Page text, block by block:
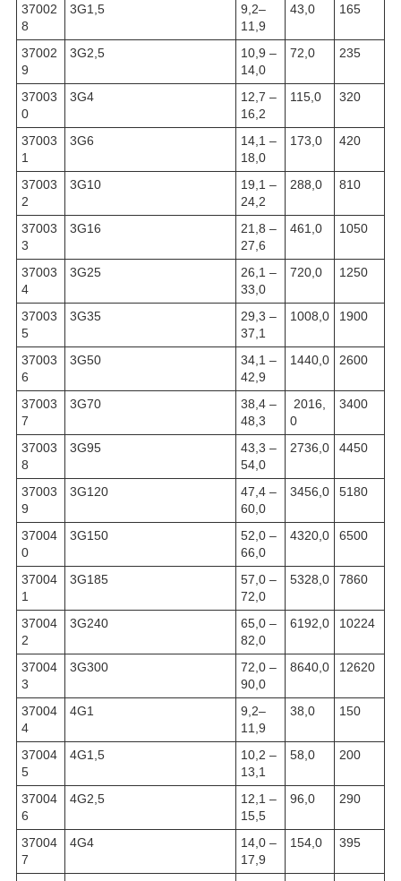
37002
8
3G1,5
9,2–
11,9
43,0 165
37002
9
3G2,5
10,9 –
14,0
72,0 235
37003
0
3G4
12,7 –
16,2
115,0 320
37003
1
3G6
14,1 –
18,0
173,0 420
37003
2
3G10
19,1 –
24,2
288,0 810
37003
3
3G16
21,8 –
27,6
461,0 1050
37003
4
3G25
26,1 –
33,0
720,0 1250
37003
5
3G35
29,3 –
37,1
1008,0 1900
37003
6
3G50
34,1 –
42,9
1440,0 2600
37003
7
3G70
38,4 –
48,3
2016,
0
3400
37003
8
3G95
43,3 –
54,0
2736,0 4450
37003
9
3G120
47,4 –
60,0
3456,0 5180
37004
0
3G150
52,0 –
66,0
4320,0 6500
37004
1
3G185
57,0 –
72,0
5328,0 7860
37004
2
3G240
65,0 –
82,0
6192,0 10224
37004
3
3G300
72,0 –
90,0
8640,0 12620
37004
4
4G1
9,2–
11,9
38,0 150
37004
5
4G1,5
10,2 –
13,1
58,0 200
37004
6
4G2,5
12,1 –
15,5
96,0 290
37004
7
4G4
14,0 –
17,9
154,0 395